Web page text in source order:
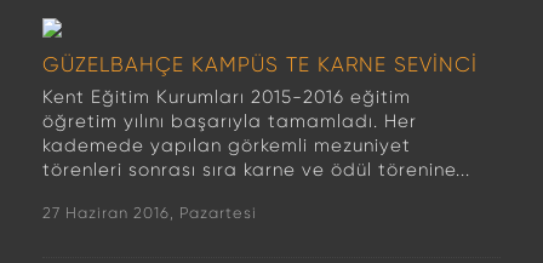
GÜZELBAHÇE KAMPÜS TE KARNE SEVİNCİ
Kent Eğitim Kurumları 2015-2016 eğitim
öğretim yılını başarıyla tamamladı. Her
kademede yapılan görkemli mezuniyet
törenleri sonrası sıra karne ve ödül törenine...
27 Haziran 2016, Pazartesi